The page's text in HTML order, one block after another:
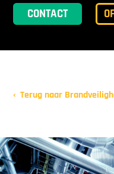
CONTACT
Terug naar